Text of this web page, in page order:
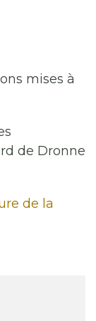
mises à
de Dronne
de la